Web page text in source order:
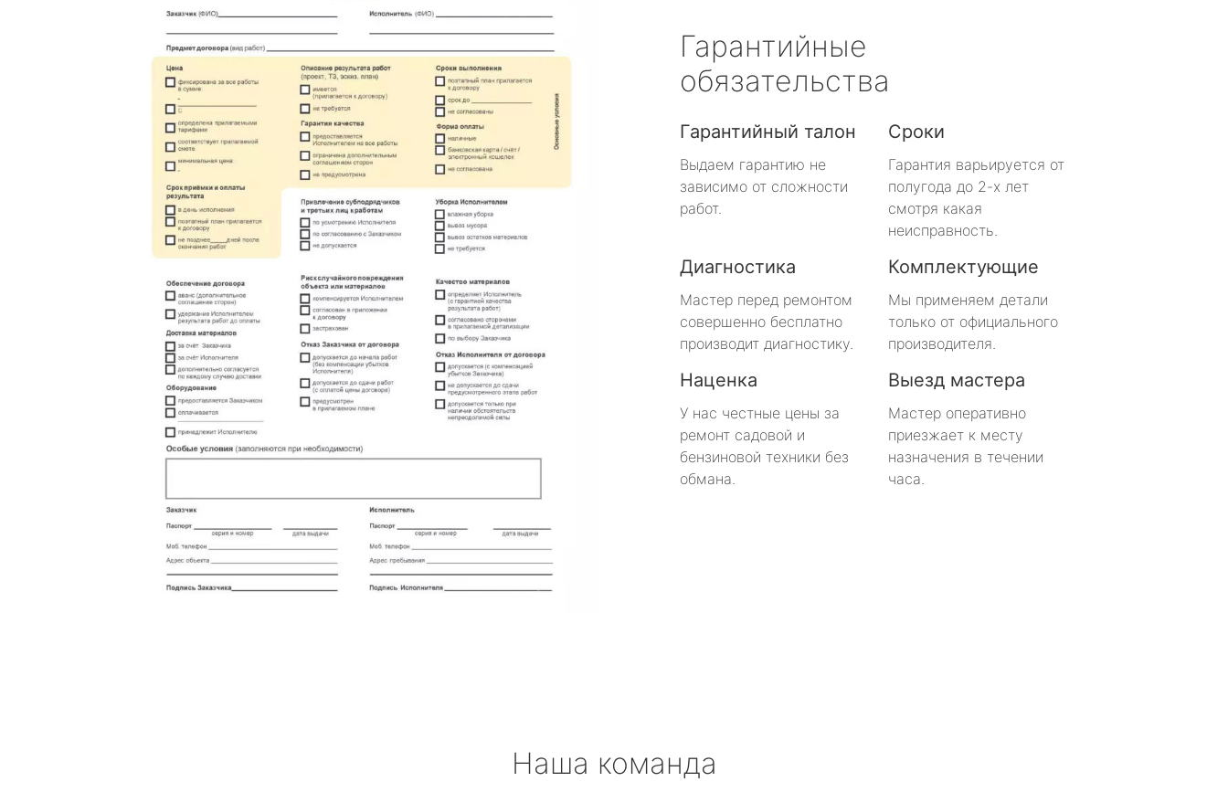
Гарантийные
обязательства
Гарантийный талон
Выдаем гарантию не
зависимо от сложности
работ.
Сроки
Гарантия варьируется от
полугода до 2-х лет
смотря какая
неисправность.
Диагностика
Мастер перед ремонтом
совершенно бесплатно
производит диагностику.
Комплектующие
Мы применяем детали
только от официального
производителя.
Наценка
У нас честные цены за
ремонт садовой и
бензиновой техники без
обмана.
Выезд мастера
Мастер оперативно
приезжает к месту
назначения в течении
часа.
Наша команда